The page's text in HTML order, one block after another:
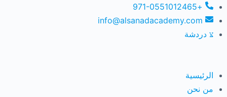
+971-0551012465
info@alsanadacademy.com
دردشة
الرئيسية
من نحن